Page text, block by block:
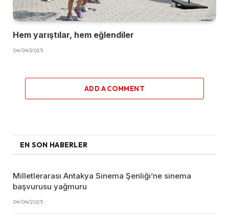
Hem yarıştılar, hem eğlendiler
04/04/2025
ADD A COMMENT
EN SON HABERLER
Milletlerarası Antakya Sinema Şenliği’ne sinema
başvurusu yağmuru
04/04/2025